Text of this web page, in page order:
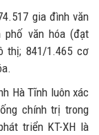
gia đình văn
phố văn hóa (đạt
thị; 841/1.465 cơ
Tĩnh luôn xác
chính trị trong
triển KT-XH là